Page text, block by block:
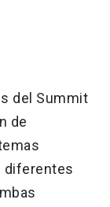
del Summit
de
diferentes